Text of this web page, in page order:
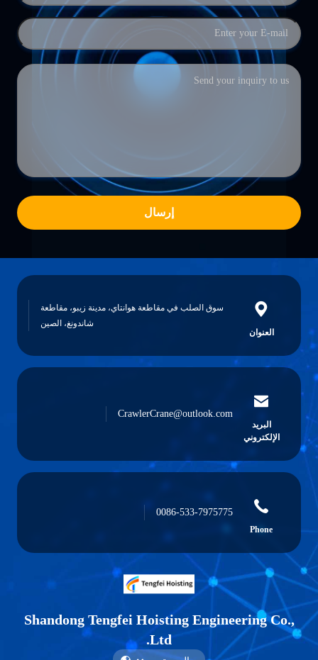
إرسال
العنوان
سوق الصلب في مقاطعة هوانتاي، مدينة زيبو، مقاطعة
شاندونغ، الصين
البريد
الإلكتروني
CrawlerCrane@outlook.com
Phone
0086-533-7975775
Shandong Tengfei Hoisting Engineering Co.,
Ltd.